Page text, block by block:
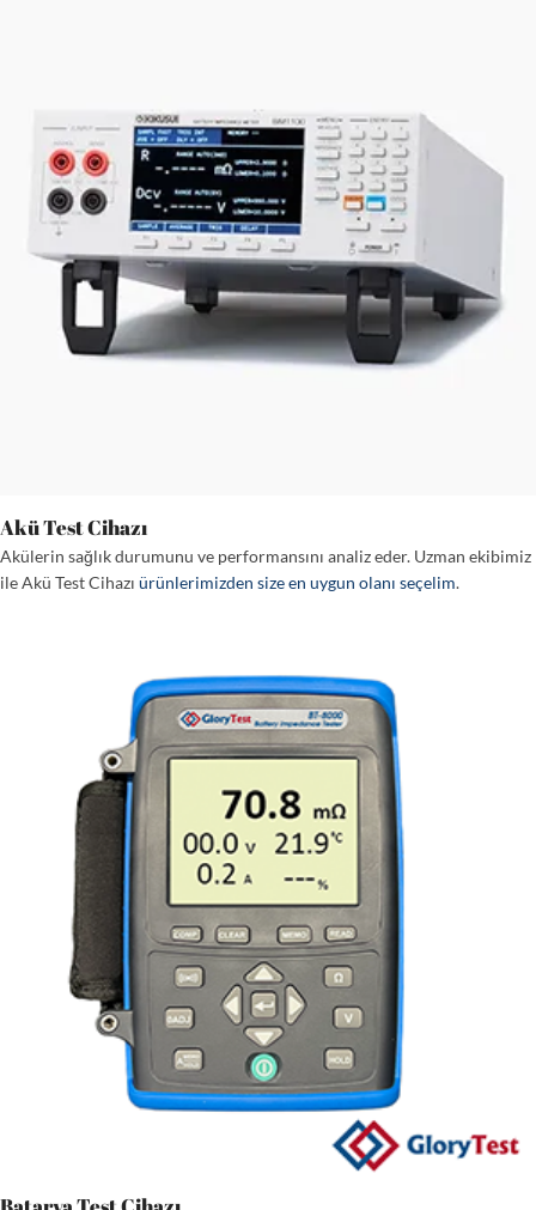
Akü Test Cihazı
Akülerin sağlık durumunu ve performansını analiz eder. Uzman ekibimiz
ile Akü Test Cihazı ürünlerimizden size en uygun olanı seçelim.